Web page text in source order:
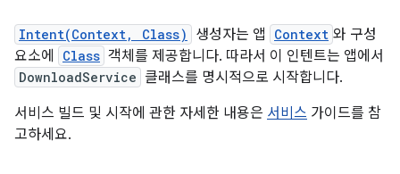
Intent(Context, Class) 생성자는 앱 Context 와 구성
요소에
Class 객체를 제공합니다. 따라서 이 인텐트는 앱에서
DownloadService 클래스를 명시적으로 시작합니다.
서비스 빌드 및 시작에 관한 자세한 내용은 서비스 가이드를 참
고하세요.